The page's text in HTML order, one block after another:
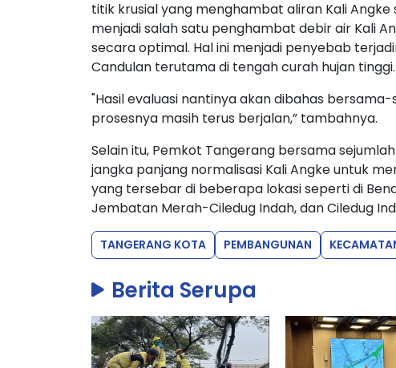
titik krusial yang menghambat aliran Kali Angke
menjadi salah satu penghambat debir air Kali
secara optimal. Hal ini menjadi penyebab
Candulan terutama di tengah curah hujan tinggi.
"Hasil evaluasi nantinya akan dibahas
prosesnya masih terus berjalan,” tambahnya.
Selain itu, Pemkot Tangerang bersama
jangka panjang normalisasi Kali Angke untuk
yang tersebar di beberapa lokasi seperti di
Jembatan Merah-Ciledug Indah, dan Ciledug
TANGERANG KOTA PEMBANGUNAN
Berita Serupa